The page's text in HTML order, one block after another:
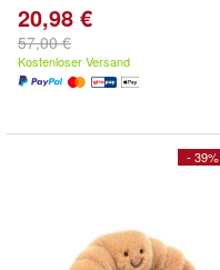
20,98 €
57,00 €
Kostenloser Versand
- 39%